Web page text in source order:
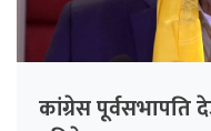
कांग्रेस पूर्वसभापति